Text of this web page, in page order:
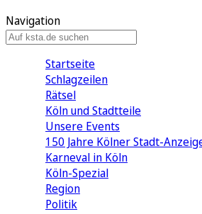
Navigation
Startseite
Schlagzeilen
Rätsel
Köln und Stadtteile
Unsere Events
150 Jahre Kölner Stadt-
Karneval in Köln
Köln-Spezial
Region
Politik